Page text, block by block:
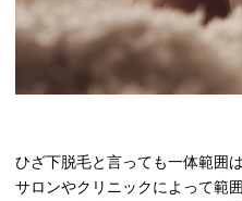
ひざ下脱毛と言っても一体範囲
サロンやクリニックによって範